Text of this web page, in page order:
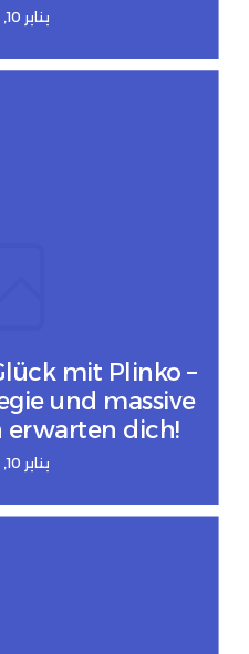
يناير 10, 2026
mit Plinko –
und massive
dich!
يناير 10, 2026